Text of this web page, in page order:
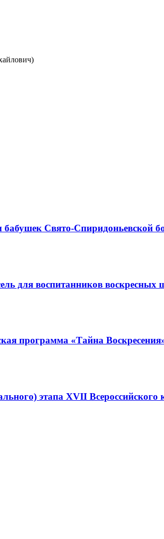
Свято-Спиридоньевской
для воспитанников
программа «Тайна
этапа XVII Всероссийского